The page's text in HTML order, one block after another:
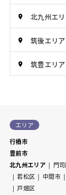
北九州エ
筑後エリア
筑豊エリア
エリア
行橋市
豊前市
北九州エリア
門
若松区
中間市
戸畑区